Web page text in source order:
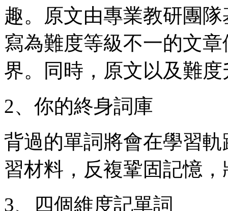
趣。原文由專業教研團
寫為難度等級不一的文
界。同時，原文以及難
2、你的終身詞庫
背過的單詞將會在學習
習材料，反複鞏固記憶
3、四個維度記單詞